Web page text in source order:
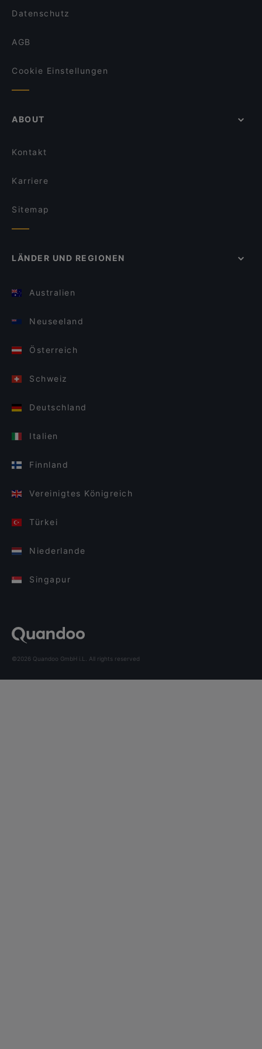
Ristorante Romero
Datenschutz
AGB
Cookie Einstellungen
ABOUT
Kontakt
Karriere
Sitemap
LÄNDER UND REGIONEN
Australien
Neuseeland
Österreich
Schweiz
Deutschland
Italien
Finnland
Vereinigtes Königreich
Türkei
Niederlande
Singapur
©2026 Quandoo GmbH i.L. All rights reserved